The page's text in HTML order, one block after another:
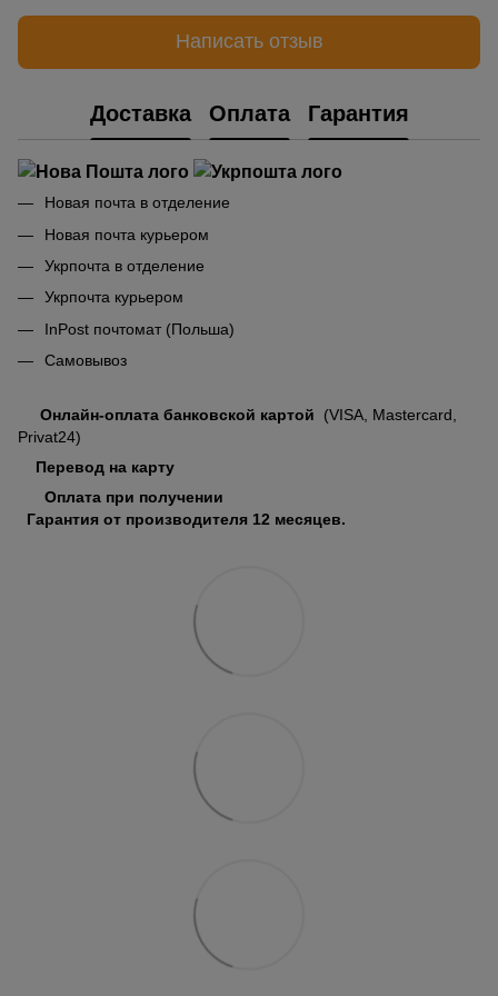
Написать отзыв
Доставка Оплата Гарантия
Новая почта в отделение
Новая почта курьером
Укрпочта в отделение
Укрпочта курьером
InPost почтомат (Польша)
Самовывоз
Онлайн-оплата банковской картой
(VISA, Mastercard,
Privat24)
Перевод на карту
Оплата при получении
Гарантия от производителя 12 месяцев.